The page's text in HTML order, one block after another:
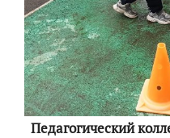
Педагогический